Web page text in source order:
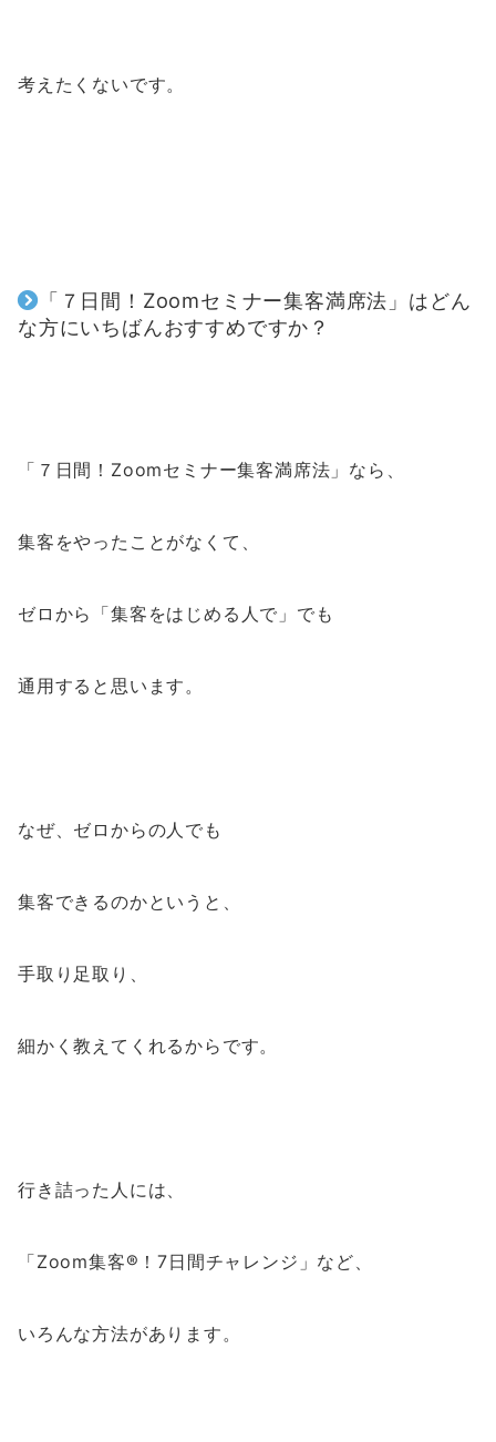
考えたくないです。
「 ７日間！Zoomセミナー集客満席法 」は どん
な方にいちばんおすすめですか？
「 ７日間！Zoomセミナー集客満席法 」なら、
集客をやったことがなくて、
ゼロから「集客をはじめる人で」でも
通用すると思います。
なぜ、ゼロからの人でも
集客できるのかというと、
手取り足取り、
細かく教えてくれるからです。
行き詰った人には、
「Zoom集客®！7日間チャレンジ」など、
いろんな方法があります。